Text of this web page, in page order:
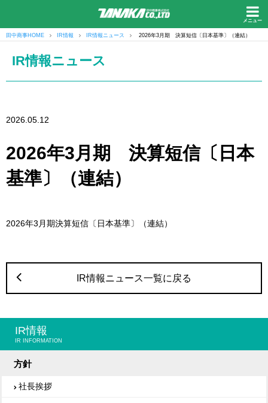
メニュー
田中商事HOME IR情報 IR情報ニュース 2026年3月期 決算短信〔日本基準〕（連結）
IR情報ニュース
2026.05.12
2026年3月期 決算短信〔日本
基準〕（連結）
2026年3月期決算短信〔日本基準〕（連結）
IR情報ニュース一覧に戻る
IR情報
IR INFORMATION
方針
社長挨拶